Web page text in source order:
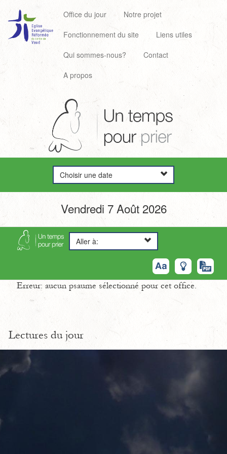
Office du jour
Notre projet
Fonctionnement du site
Liens utiles
Qui sommes-nous?
Contact
A propos
Choisir une date
Vendredi 7 Août 2026
Aller à:
Erreur: aucun psaume sélectionné pour cet office.
Lectures du jour